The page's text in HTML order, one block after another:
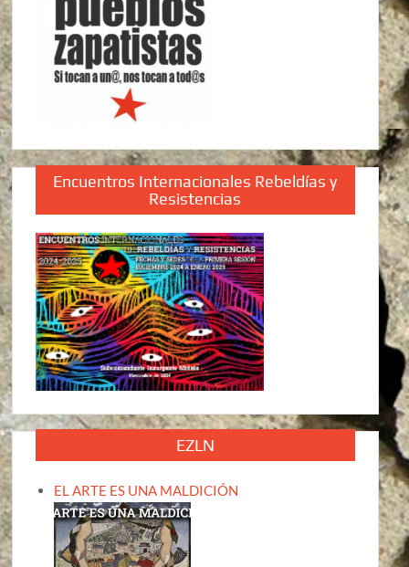
Encuentros Internacionales Rebeldías y
Resistencias
EZLN
EL ARTE ES UNA MALDICIÓN